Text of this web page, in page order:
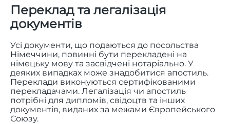
Переклад та легалізація
документів
Усі документи, що подаються до посольства
Німеччини, повинні бути перекладені на
німецьку мову та засвідчені нотаріально. У
деяких випадках може знадобитися апостиль.
Переклади виконуються сертифікованими
перекладачами. Легалізація чи апостиль
потрібні для дипломів, свідоцтв та інших
документів, виданих за межами Європейського
Союзу.